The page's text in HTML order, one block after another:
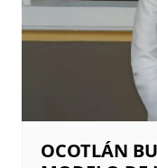
OCOTLÁN